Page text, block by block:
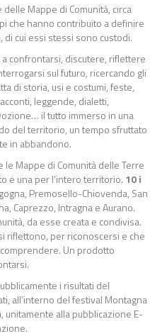
Mappe di Comunità, circa
che hanno contribuito a definire
di cui essi stessi sono custodi.
confrontarsi, discutere, riflettere
sul futuro, ricercando gli
di storia, usi e costumi, feste,
leggende, dialetti,
il tutto immerso in una
del territorio, un tempo sfruttato
in abbandono.
Mappe di Comunità delle Terre
e una per l’intero territorio. 10 i
Premosello-Chiovenda, San
Caprezzo, Intragna e Aurano.
da esse creata e condivisa.
riflettono, per riconoscersi e che
Un prodotto
i risultati del
all’interno del festival Montagna
unitamente alla pubblicazione E-